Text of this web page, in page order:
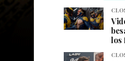
los